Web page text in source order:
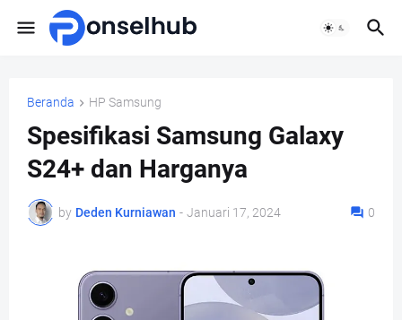
Beranda HP Samsung
Spesifikasi Samsung Galaxy
S24+ dan Harganya
by Deden Kurniawan - Januari 17, 2024 0